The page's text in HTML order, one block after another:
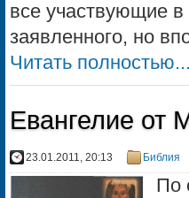
все участвующие
заявленного, но
Читать полностью...
Евангелие от
23.01.2011, 20:13 Библия
По